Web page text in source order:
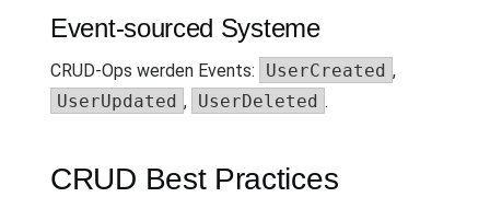
Event-sourced Systeme
CRUD-Ops werden Events: UserCreated ,
UserUpdated , UserDeleted .
CRUD Best Practices